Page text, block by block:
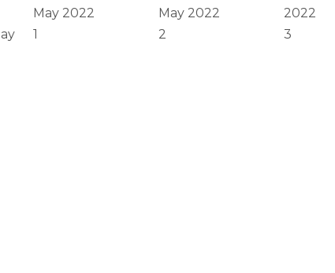
May 2022
May 2022
2022
1 2 3